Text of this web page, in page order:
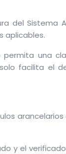
Sistema
aplicables.
una
facilita el
y el